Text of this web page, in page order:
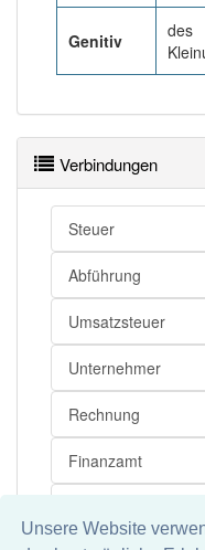
Unsere Website
Genitiv
des
Verbindungen
Steuer
Abführung
Umsatzsteuer
Unternehmer
Rechnung
Finanzamt